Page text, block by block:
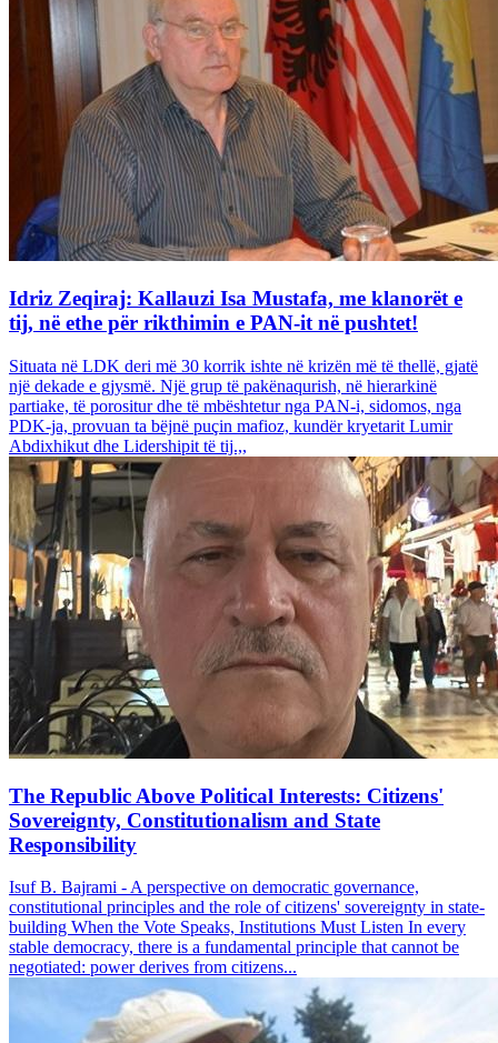
Idriz Zeqiraj: Kallauzi Isa Mustafa, me klanorët e
tij, në ethe për rikthimin e PAN-it në pushtet!
Situata në LDK deri më 30 korrik ishte në krizën më të thellë, gjatë
një dekade e gjysmë. Një grup të pakënaqurish, në hierarkinë
partiake, të porositur dhe të mbështetur nga PAN-i, sidomos, nga
PDK-ja, provuan ta bëjnë puçin mafioz, kundër kryetarit Lumir
Abdixhikut dhe Lidershipit të tij.,,
The Republic Above Political Interests: Citizens'
Sovereignty, Constitutionalism and State
Responsibility
Isuf B. Bajrami - A perspective on democratic governance,
constitutional principles and the role of citizens' sovereignty in state-
building When the Vote Speaks, Institutions Must Listen In every
stable democracy, there is a fundamental principle that cannot be
negotiated: power derives from citizens...